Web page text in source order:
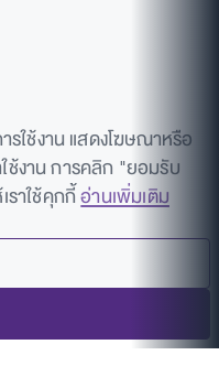
รใช้งาน แสดงโฆษณาหรือ
ใช้งาน การคลิก "ยอมรับ
ราใช้คุกกี้อ่านเพิ่มเติม